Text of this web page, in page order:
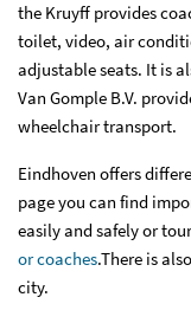
the Kruyff provides
toilet, video, air
adjustable seats. It is
Van Gomple B.V.
wheelchair transport.
Eindhoven offers
page you can find
easily and safely or
or coaches.There is
city.